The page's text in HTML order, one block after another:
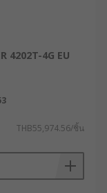
วเตอร์กับ
ช้เราเตอร์
ส่งข้อมูลไป
ซึ่ง
ปลายทาง
เตอร์
4202T-4G EU
THB55,974.56/ชิ้น